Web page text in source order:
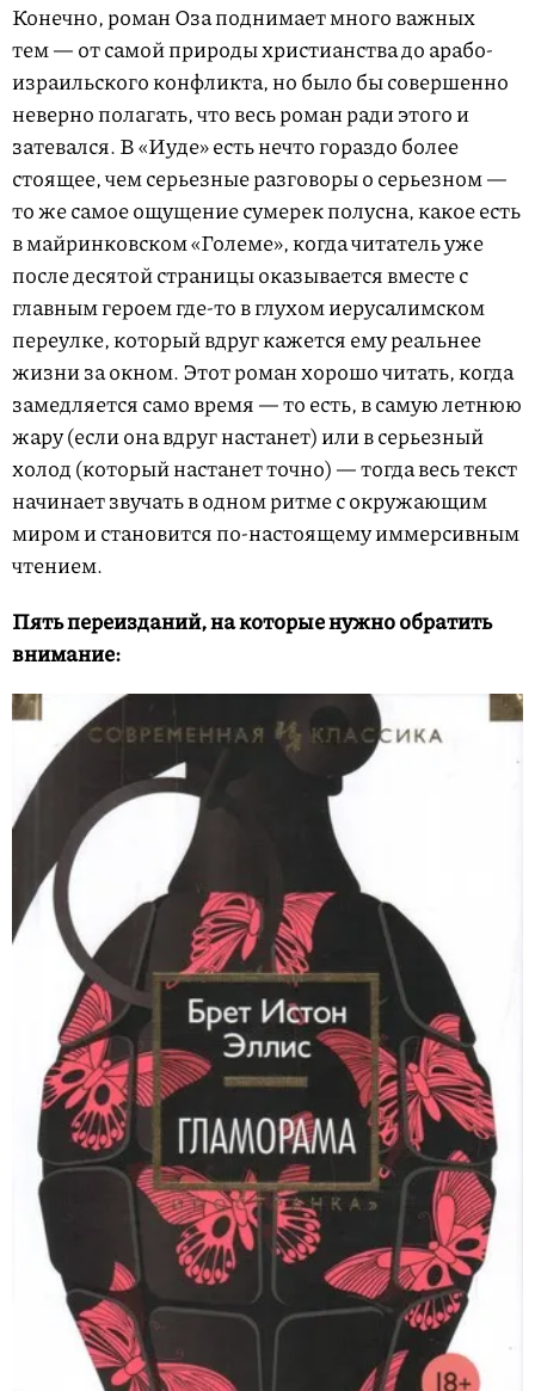
Конечно, роман Оза поднимает много важных
тем — от самой природы христианства до арабо-
израильского конфликта, но было бы совершенно
неверно полагать, что весь роман ради этого и
затевался. В «Иуде» есть нечто гораздо более
стоящее, чем серьезные разговоры о серьезном —
то же самое ощущение сумерек полусна, какое есть
в майринковском «Големе», когда читатель уже
после десятой страницы оказывается вместе с
главным героем где-то в глухом иерусалимском
переулке, который вдруг кажется ему реальнее
жизни за окном. Этот роман хорошо читать, когда
замедляется само время — то есть, в самую летнюю
жару (если она вдруг настанет) или в серьезный
холод (который настанет точно) — тогда весь текст
начинает звучать в одном ритме с окружающим
миром и становится по-настоящему иммерсивным
чтением.
Пять переизданий, на которые нужно обратить
внимание: